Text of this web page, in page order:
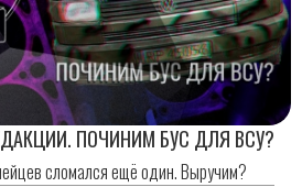
ПОЧИНИМ БУС ДЛЯ ВСУ?
сломался ещё один. Выручим?